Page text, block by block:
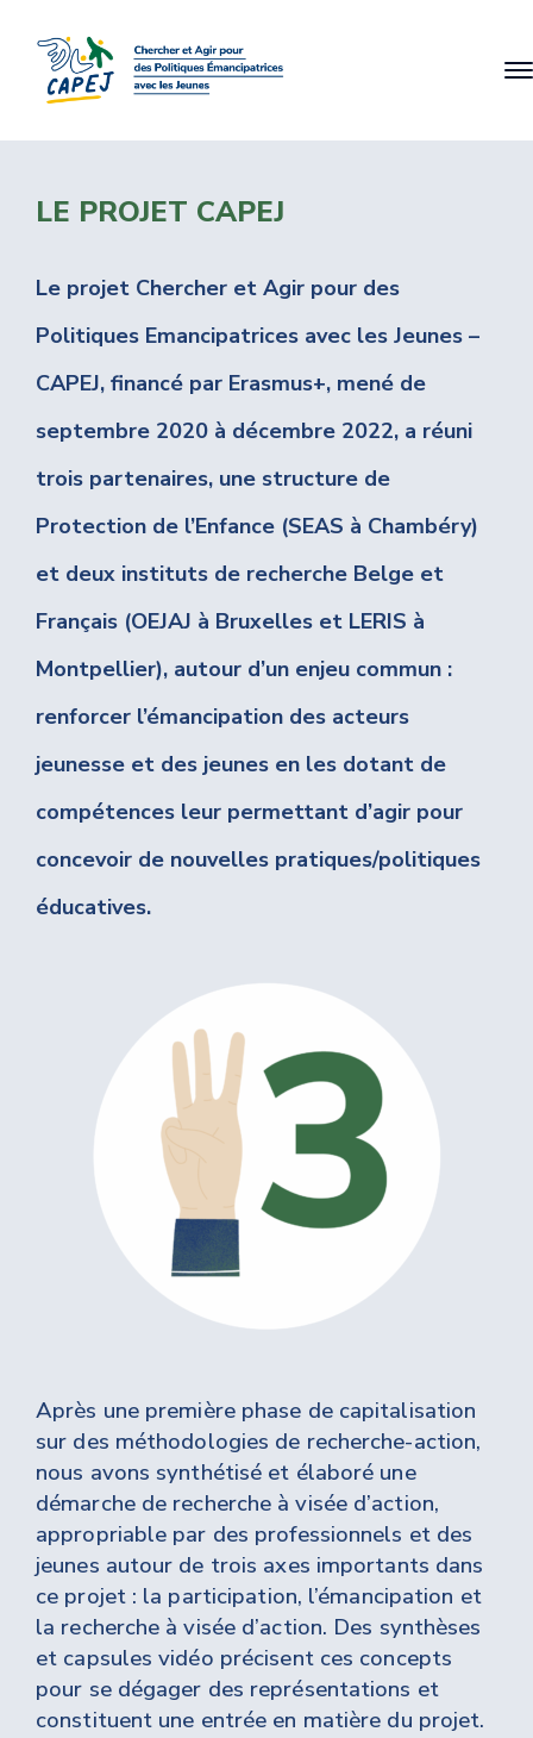
LE PROJET CAPEJ
Le projet Chercher et Agir pour des
Politiques Emancipatrices avec les Jeunes –
CAPEJ, financé par Erasmus+, mené de
septembre 2020 à décembre 2022, a réuni
trois partenaires, une structure de
Protection de l’Enfance (SEAS à Chambéry)
et deux instituts de recherche Belge et
Français (OEJAJ à Bruxelles et LERIS à
Montpellier), autour d’un enjeu commun :
renforcer l’émancipation des acteurs
jeunesse et des jeunes en les dotant de
compétences leur permettant d’agir pour
concevoir de nouvelles pratiques/politiques
éducatives.
Après une première phase de capitalisation
sur des méthodologies de recherche-action,
nous avons synthétisé et élaboré une
démarche de recherche à visée d’action,
appropriable par des professionnels et des
jeunes autour de trois axes importants dans
ce projet : la participation, l’émancipation et
la recherche à visée d’action. Des synthèses
et capsules vidéo précisent ces concepts
pour se dégager des représentations et
constituent une entrée en matière du projet.